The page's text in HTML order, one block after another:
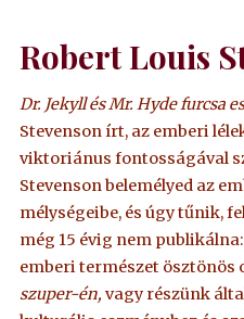
Robert Louis
Dr. Jekyll és Mr. Hyde furcsa
Stevenson írt, az emberi
viktoriánus fontosságával
Stevenson belemélyed az
mélységeibe, és úgy tűnik,
még 15 évig nem
emberi természet ösztönös
szuper-én, vagy részünk